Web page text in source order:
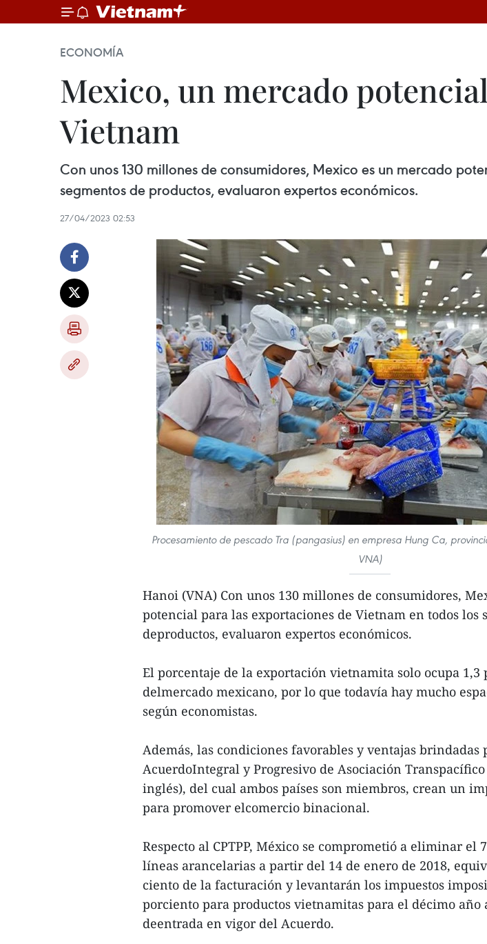
ECONOMÍA
Mexico, un mercado
Vietnam
Con unos 130 millones de consumidores, Mexico es un mercado
segmentos de productos, evaluaron expertos económicos.
27/04/2023 02:53
Procesamiento de pescado Tra (pangasius) en empresa Hung Ca,
VNA)
Hanoi (VNA) Con unos 130 millones de consumidores,
potencial para las exportaciones de Vietnam en todos los
deproductos, evaluaron expertos económicos.
El porcentaje de la exportación vietnamita solo ocupa 1,3
delmercado mexicano, por lo que todavía hay mucho
según economistas.
Además, las condiciones favorables y ventajas brindadas
AcuerdoIntegral y Progresivo de Asociación Transpacífico
inglés), del cual ambos países son miembros, crean un
para promover elcomercio binacional.
Respecto al CPTPP, México se comprometió a eliminar el
líneas arancelarias a partir del 14 de enero de 2018,
ciento de la facturación y levantarán los impuestos
porciento para productos vietnamitas para el décimo año
deentrada en vigor del Acuerdo.